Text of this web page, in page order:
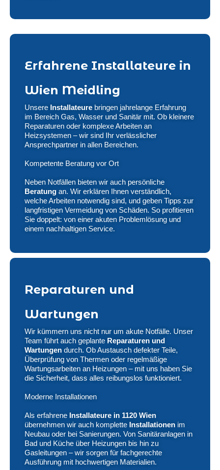
Erfahrene Installateure in
Wien Meidling
Unsere Installateure bringen jahrelange Erfahrung
im Bereich Gas, Wasser und Sanitär mit. Ob kleinere
Reparaturen oder komplexe Arbeiten an
Heizsystemen – wir sind Ihr verlässlicher
Ansprechpartner in allen Bereichen.
Kompetente Beratung vor Ort
Neben Notfällen bieten wir auch persönliche
Beratung an. Wir erklären Ihnen verständlich,
welche Arbeiten notwendig sind, und geben Tipps zur
langfristigen Vermeidung von Schäden. So profitieren
Sie doppelt: von einer akuten Problemlösung und
einem nachhaltigen Service.
Reparaturen und
Wartungen
Wir kümmern uns nicht nur um akute Notfälle. Unser
Team führt auch geplante Reparaturen und
Wartungen durch. Ob Austausch defekter Teile,
Überprüfung von Thermen oder regelmäßige
Wartungsarbeiten an Heizungen – mit uns haben Sie
die Sicherheit, dass alles reibungslos funktioniert.
Moderne Installationen
Als erfahrene Installateure in 1120 Wien
übernehmen wir auch komplette Installationen im
Neubau oder bei Sanierungen. Von Sanitäranlagen in
Bad und Küche über Heizungen bis hin zu
Gasleitungen – wir sorgen für fachgerechte
Ausführung mit hochwertigen Materialien.